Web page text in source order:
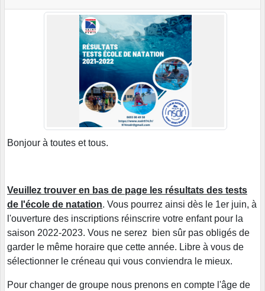
Bonjour à toutes et tous.
Veuillez trouver en bas de page les résultats des tests
de l'école de natation. Vous pourrez ainsi dès le 1er juin, à
l'ouverture des inscriptions réinscrire votre enfant pour la
saison 2022-2023. Vous ne serez bien sûr pas obligés de
garder le même horaire que cette année. Libre à vous de
sélectionner le créneau qui vous conviendra le mieux.
Pour changer de groupe nous prenons en compte l'âge de